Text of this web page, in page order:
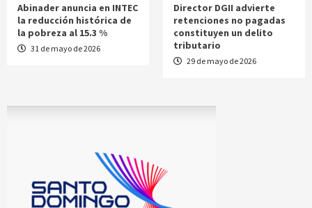
Abinader anuncia en INTEC
la reducción histórica de
la pobreza al 15.3 %
31 de mayo de 2026
Director DGII advierte
retenciones no pagadas
constituyen un delito
tributario
29 de mayo de 2026